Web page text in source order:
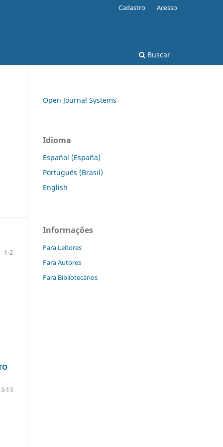
Buscar
Cadastro Acesso
1-2
3-13
Open Journal Systems
Idioma
Español (España)
Português (Brasil)
English
Informações
Para Leitores
Para Autores
Para Bibliotecários